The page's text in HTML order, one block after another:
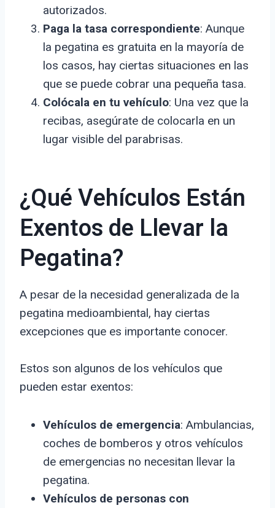
autorizados.
Paga la tasa correspondiente: Aunque
la pegatina es gratuita en la mayoría de
los casos, hay ciertas situaciones en las
que se puede cobrar una pequeña tasa.
Colócala en tu vehículo: Una vez que la
recibas, asegúrate de colocarla en un
lugar visible del parabrisas.
¿Qué Vehículos Están
Exentos de Llevar la
Pegatina?
A pesar de la necesidad generalizada de la
pegatina medioambiental, hay ciertas
excepciones que es importante conocer.
Estos son algunos de los vehículos que
pueden estar exentos:
Vehículos de emergencia: Ambulancias,
coches de bomberos y otros vehículos
de emergencias no necesitan llevar la
pegatina.
Vehículos de personas con